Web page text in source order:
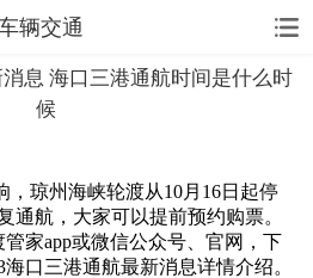
辆交通
息 海口三港通航时间是什么时
候
，琼州海峡轮渡从10月16日起停
通航，大家可以提前预约购票。
家app或微信公众号、官网，下
口三港通航最新消息详情介绍。